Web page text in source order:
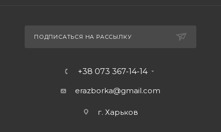
ПОДПИСАТЬСЯ НА РАССЫЛКУ
+38 073 367-14-14
erazborka@gmail.com
г. Харьков